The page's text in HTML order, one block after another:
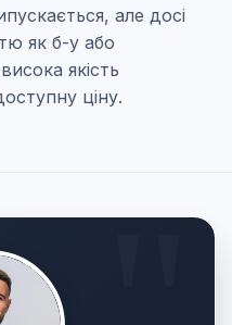
але досі
як б-у або
якість
ціну.